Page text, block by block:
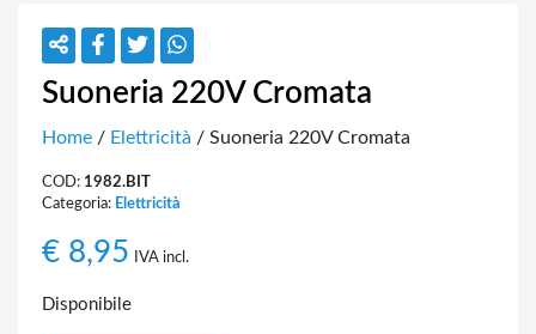
Suoneria 220V Cromata
Home / Elettricità / Suoneria 220V Cromata
COD: 1982.BIT
Categoria: Elettricità
€ 8,95 IVA incl.
Disponibile